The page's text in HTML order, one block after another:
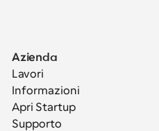
Azienda
Lavori
Informazioni
Apri Startup
Supporto